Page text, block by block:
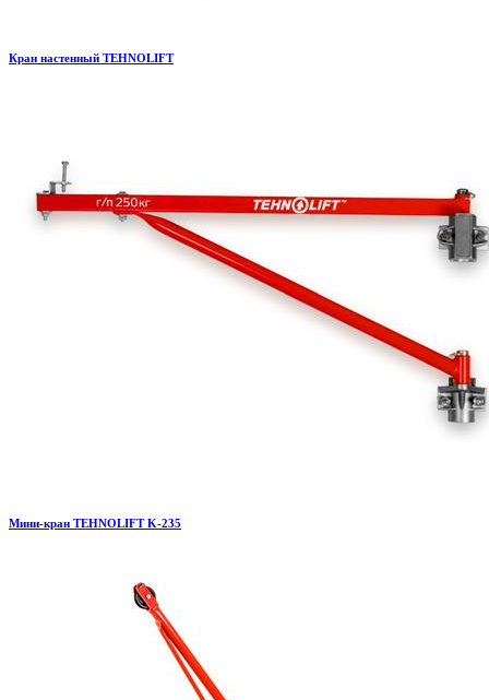
Кран настенный TEHNOLIFT
Мини-кран TEHNOLIFT K-235